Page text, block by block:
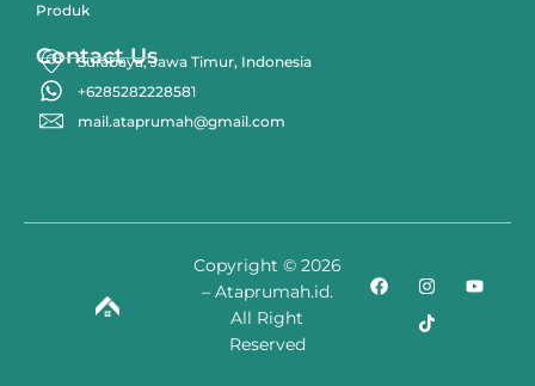
Produk
Contact Us
Surabaya, Jawa Timur, Indonesia
+6285282228581
mail.ataprumah@gmail.com
Copyright © 2026
– Ataprumah.id.
All Right
Reserved